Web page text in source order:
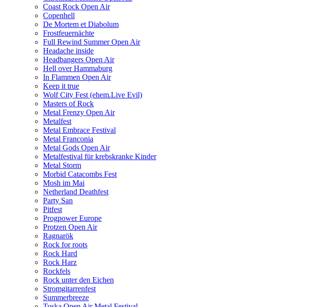
Coast Rock Open Air
Copenhell
De Mortem et Diabolum
Frostfeuernächte
Full Rewind Summer Open Air
Headache inside
Headbangers Open Air
Hell over Hammaburg
In Flammen Open Air
Keep it true
Wolf City Fest (ehem.Live Evil)
Masters of Rock
Metal Frenzy Open Air
Metalfest
Metal Embrace Festival
Metal Franconia
Metal Gods Open Air
Metalfestival für krebskranke Kinder
Metal Storm
Morbid Catacombs Fest
Mosh im Mai
Netherland Deathfest
Party San
Pitfest
Progpower Europe
Protzen Open Air
Ragnarök
Rock for roots
Rock Hard
Rock Harz
Rockfels
Rock unter den Eichen
Stromgitarrenfest
Summerbreeze